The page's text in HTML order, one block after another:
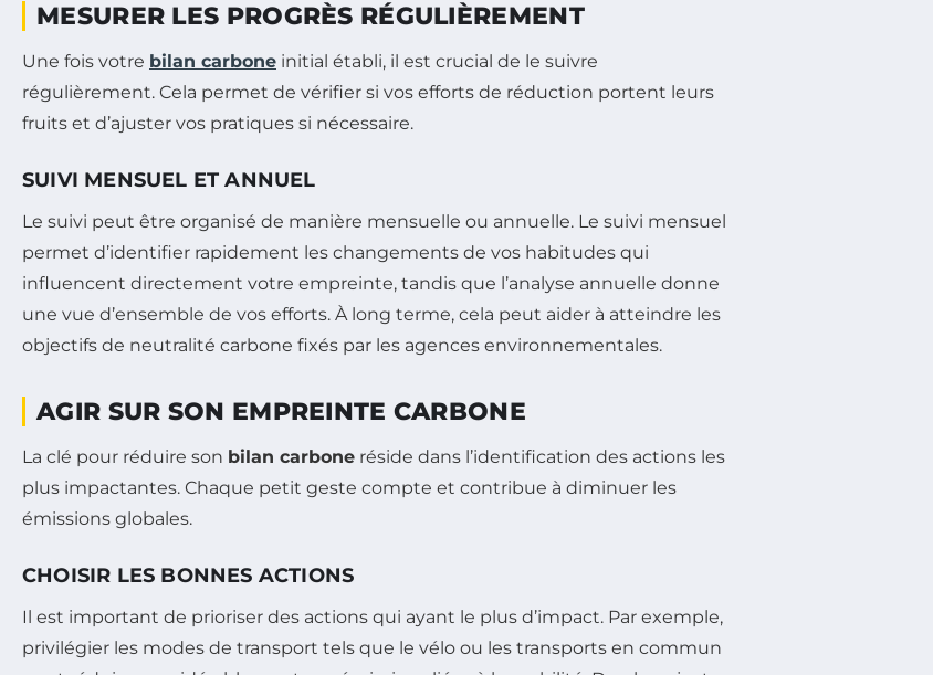
MESURER LES PROGRÈS RÉGULIÈREMENT
Une fois votre bilan carbone initial établi, il est crucial de le suivre
régulièrement. Cela permet de vérifier si vos efforts de réduction portent leurs
fruits et d’ajuster vos pratiques si nécessaire.
SUIVI MENSUEL ET ANNUEL
Le suivi peut être organisé de manière mensuelle ou annuelle. Le suivi mensuel
permet d’identifier rapidement les changements de vos habitudes qui
influencent directement votre empreinte, tandis que l’analyse annuelle donne
une vue d’ensemble de vos efforts. À long terme, cela peut aider à atteindre les
objectifs de neutralité carbone fixés par les agences environnementales.
AGIR SUR SON EMPREINTE CARBONE
La clé pour réduire son bilan carbone réside dans l’identification des actions les
plus impactantes. Chaque petit geste compte et contribue à diminuer les
émissions globales.
CHOISIR LES BONNES ACTIONS
Il est important de prioriser des actions qui ayant le plus d’impact. Par exemple,
privilégier les modes de transport tels que le vélo ou les transports en commun